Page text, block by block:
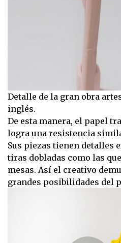
Detalle de la gran obra
inglés.
De esta manera, el papel
logra una resistencia
Sus piezas tienen detalles
tiras dobladas como las
mesas. Así el creativo
grandes posibilidades del